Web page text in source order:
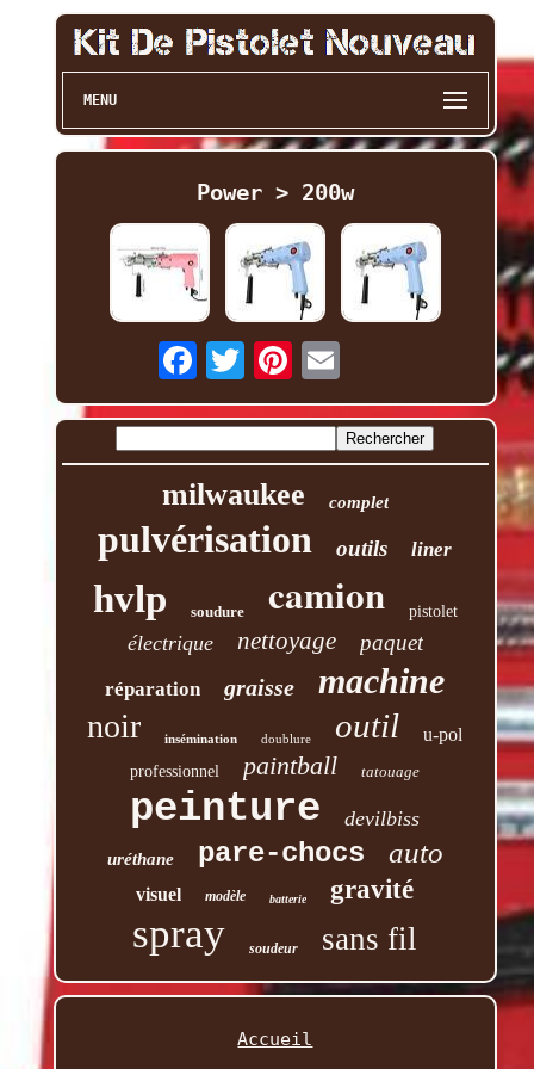
MENU
Power > 200w
milwaukee complet
pulvérisation outils liner
hvlp soudure camion pistolet
électrique nettoyage paquet
réparation graisse machine
noir insémination doublure outil u-pol
professionnel paintball tatouage
peinture devilbiss
uréthane pare-chocs auto
visuel modèle batterie gravité
spray soudeur sans fil
Accueil